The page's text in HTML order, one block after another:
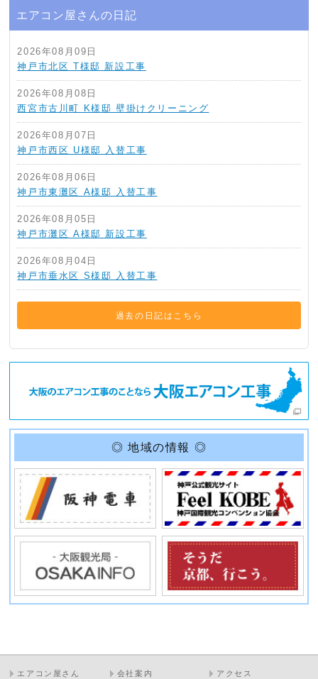
エアコン屋さんの日記
2026年08月09日
神戸市北区 T様邸 新設工事
2026年08月08日
西宮市古川町 K様邸 壁掛けクリーニング
2026年08月07日
神戸市西区 U様邸 入替工事
2026年08月06日
神戸市東灘区 A様邸 入替工事
2026年08月05日
神戸市灘区 A様邸 新設工事
2026年08月04日
神戸市垂水区 S様邸 入替工事
過去の日記はこちら
◎ 地域の情報 ◎
エアコン屋さん 会社案内 アクセス